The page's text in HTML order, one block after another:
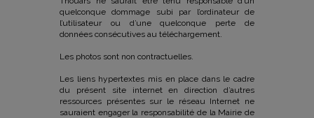
quelconque dommage subi par l’ordinateur de
l’utilisateur ou d’une quelconque perte de
données consécutives au téléchargement.
Les photos sont non contractuelles.
Les liens hypertextes mis en place dans le cadre
du présent site internet en direction d’autres
ressources présentes sur le réseau Internet ne
sauraient engager la responsabilité de la Mairie de